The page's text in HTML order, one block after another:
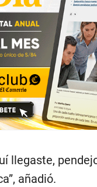
llegaste,
añadió.